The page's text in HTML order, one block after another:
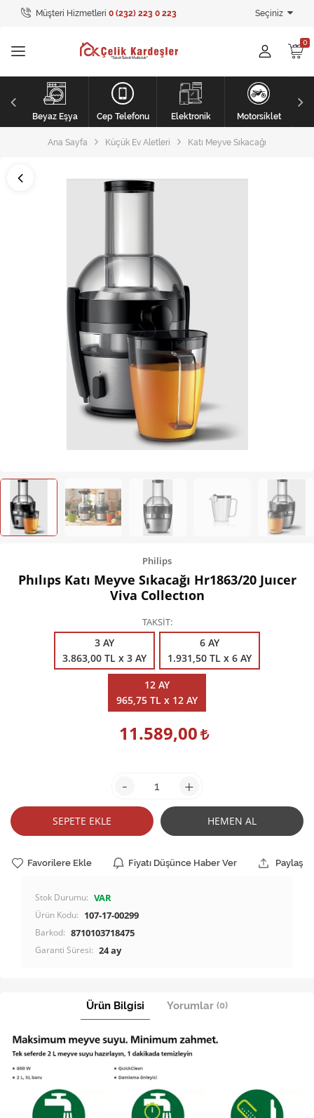
Müşteri Hizmetleri 0 (232) 223 0 223 Seçiniz
Tüm Kategoriler
Ev Tekstili
GİYİM
Kişisel Bakım
Mobilya
Mobilya
Küçük Ev Aletleri
Kişisel Bakım
Züccaciye
Ev Tekstili
Çocuk Gereçleri
Motorsikletler
Isıtma ve Soğutma
Beyaz Eşya
Cep Telefonu Elektronik Motorsiklet
Ana Sayfa Küçük Ev Aletleri Katı Meyve Sıkacağı
Philips
Phılıps Katı Meyve Sıkacağı Hr1863/20 Juıcer
Viva Collectıon
TAKSİT
3 AY
3.863,00 TL x 3 AY
6 AY
1.931,50 TL x 6 AY
12 AY
965,75 TL x 12 AY
11.589,00
- +
SEPETE EKLE HEMEN AL
Favorilere Ekle Fiyatı Düşünce Haber Ver Paylaş
Stok Durumu: VAR
Ürün Kodu: 107-17-00299
Barkod: 8710103718475
Garanti Süresi: 24 ay
Ürün Bilgisi Yorumlar (0)